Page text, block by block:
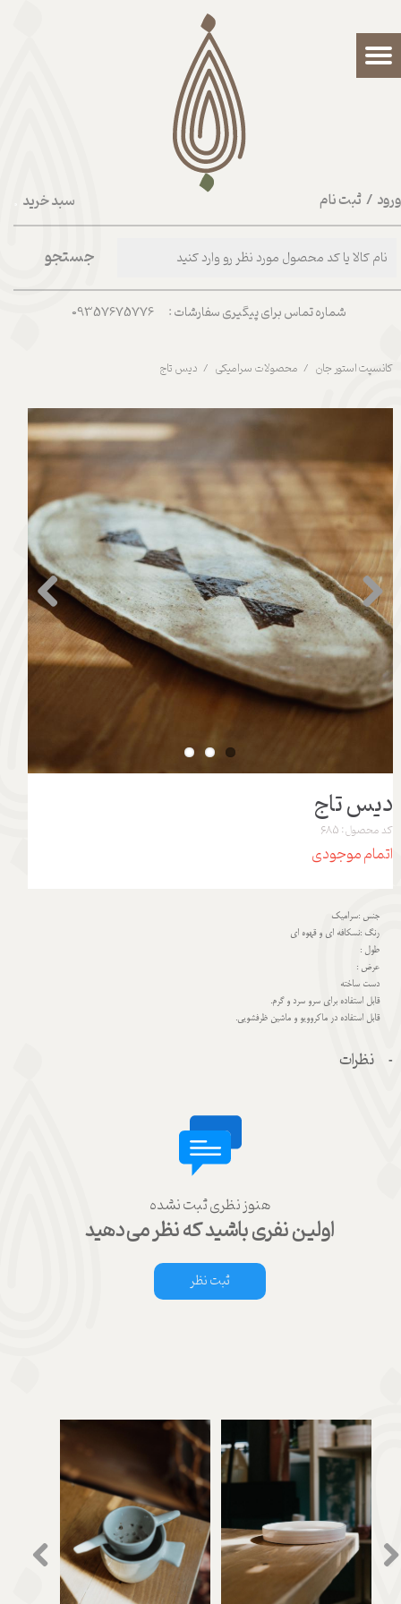
سبد خرید / ثبت نام
حساب کاربری من
تغییر گذر واژه
شماره تماس برای پیگیری سفارشات : 09357675776
جستجو
کانسپت استور جان محصولات سرامیکی دیس تاج
دیس تاج
کد محصول: 685
اتمام موجودی
جنس :سرامیک
رنگ :نسکافه ای و قهوه ای
طول :
عرض :
دست ساخته
قابل استفاده برای سرو سرد و گرم.
قابل استفاده در ماکروویو و ماشین ظرفشویی.
نظرات
هنوز نظری ثبت نشده
اولین نفری باشید که نظر می‌دهید
ثبت نظر